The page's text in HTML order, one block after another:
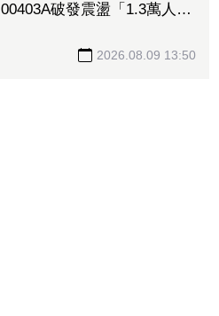
00403A破發震盪「1.3萬人脫
2026.08.09 13:50